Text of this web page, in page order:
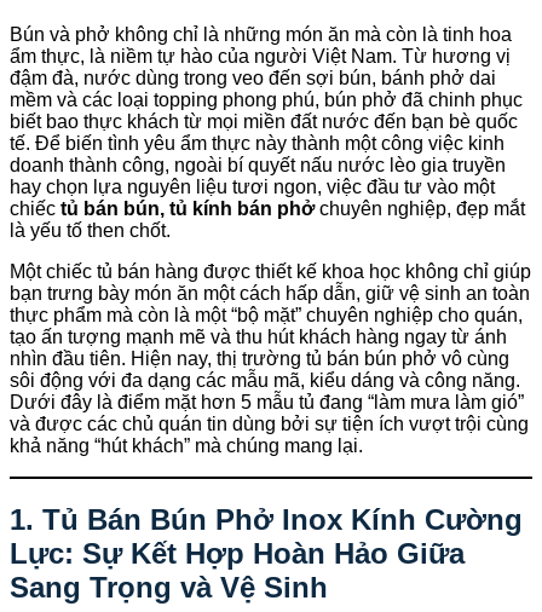
Bún và phở không chỉ là những món ăn mà còn là tinh hoa
ẩm thực, là niềm tự hào của người Việt Nam. Từ hương vị
đậm đà, nước dùng trong veo đến sợi bún, bánh phở dai
mềm và các loại topping phong phú, bún phở đã chinh phục
biết bao thực khách từ mọi miền đất nước đến bạn bè quốc
tế. Để biến tình yêu ẩm thực này thành một công việc kinh
doanh thành công, ngoài bí quyết nấu nước lèo gia truyền
hay chọn lựa nguyên liệu tươi ngon, việc đầu tư vào một
chiếc tủ bán bún, tủ kính bán phởchuyên nghiệp, đẹp mắt
là yếu tố then chốt.
Một chiếc tủ bán hàng được thiết kế khoa học không chỉ giúp
bạn trưng bày món ăn một cách hấp dẫn, giữ vệ sinh an toàn
thực phẩm mà còn là một “bộ mặt” chuyên nghiệp cho quán,
tạo ấn tượng mạnh mẽ và thu hút khách hàng ngay từ ánh
nhìn đầu tiên. Hiện nay, thị trường tủ bán bún phở vô cùng
sôi động với đa dạng các mẫu mã, kiểu dáng và công năng.
Dưới đây là điểm mặt hơn 5 mẫu tủ đang “làm mưa làm gió”
và được các chủ quán tin dùng bởi sự tiện ích vượt trội cùng
khả năng “hút khách” mà chúng mang lại.
1. Tủ Bán Bún Phở Inox Kính Cường
Lực: Sự Kết Hợp Hoàn Hảo Giữa
Sang Trọng và Vệ Sinh